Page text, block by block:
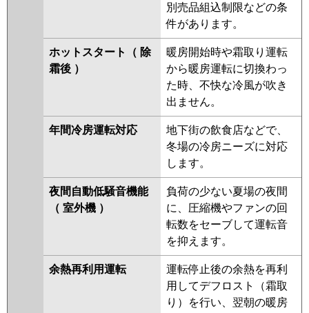
別売品組込制限などの条
件があります。
ホットスタート（ 除
霜後 ）
暖房開始時や霜取り運転
から暖房運転に切換わっ
た時、不快な冷風が吹き
出ません。
年間冷房運転対応
地下街の飲食店などで、
冬場の冷房ニーズに対応
します。
夜間自動低騒音機能
（ 室外機 ）
負荷の少ない夏場の夜間
に、圧縮機やファンの回
転数をセーブして運転音
を抑えます。
余熱再利用運転
運転停止後の余熱を再利
用してデフロスト（霜取
り）を行い、翌朝の暖房